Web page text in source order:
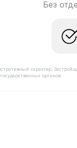
Без
характер.
органов.